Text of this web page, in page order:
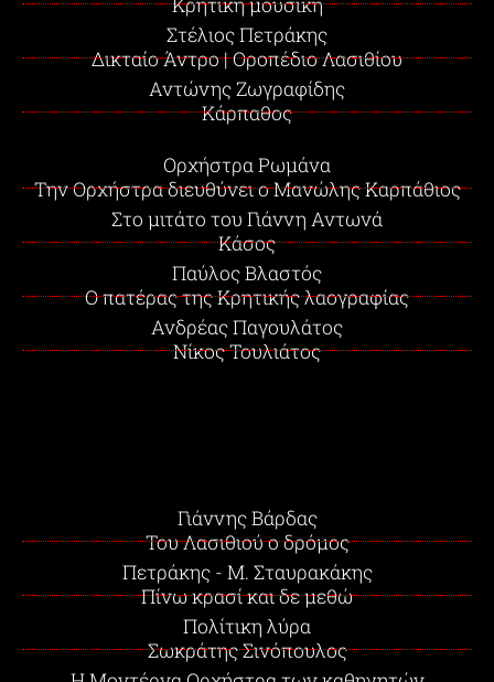
Στέλιος Πετράκης
Δικταίο Άντρο | Οροπέδιο Λασιθίου
Αντώνης Ζωγραφίδης
Κάρπαθος
Ορχήστρα Ρωμάνα
Την Ορχήστρα διευθύνει ο Μανώλης Καρπάθιος
Στο μιτάτο του Γιάννη Αντωνά
Κάσος
Παύλος Βλαστός
Ο πατέρας της Κρητικής λαογραφίας
Ανδρέας Παγουλάτος
Νίκος Τουλιάτος
Γιάννης Βάρδας
Του Λασιθιού ο δρόμος
Πετράκης - Μ. Σταυρακάκης
Πίνω κρασί και δε μεθώ
Πολίτικη λύρα
Σωκράτης Σινόπουλος